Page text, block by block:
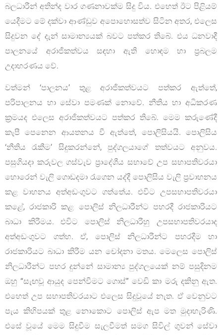
බලධාරීන් අතින්ද වාර ගණනාවක්ම සිදු විය. එහෙත් ඊට පිළියම්
යෙදීමට මේ දක්වා ආණ්ඩුව අපොහොසත්ව සිටින අතර, එලෙස
සිදුවන දේ දැන් සාමාන්‍යයක් බවට පත්කර තිබේ. එය ධනවාදී
පාලනයේ අරාජිකත්වය සඳහා ඇති හොඳම හා ප‍්‍රබලම
උදාහරණය වේ.
වත්මන් ‘පාලනය’ තුළ අරාජිකත්වයට පත්කර ඇත්තේ,
පරිපාලනය හා සේවා පමණක් නොවේ. නීතිය හා අධිකරණ
ක්‍රමයද එලෙස අරාජිකත්වයට පත්කර තිබේ. මෙම කරුණේදී
කැපී පෙනෙන ආයතනය වී ඇත්තේ, පොලිසියයි. පොලිසිය
‘නීතිය රැකීම’ සිදුකරන්නේ, පුද්ගලයාගේ තත්වයට අනුවය.
පසුගියදා කරුවල ගස්වැව ප‍්‍රාදේශීය සභාවේ උප සභාපතිවරයා
හොරෙන් වැලි ගොඩදමා රැගෙන යද්දී පොලිසිය වැලි ප‍්‍රවාහනය
කළ වාහනය අත්අඩංගුවට ගත්තේය. එවිට උපසභාපතිවරයා
කළේ, රාජකාරි කළ පොලිස් නිලධාරීන්ට පහරදී රාජකාරියට
බාධා කිරීමය. එවිට පොලිස් නිලධාරීහු උපසභාපතිවරයාද
අත්අඩංගුවට ගත්හ. ඒ, පොලිස් නිලධාරීන්ට පහරදීම හා
රාජකාරියට බාධා කිරීම යන චෝදනා මතය. මෙලෙස පොලිස්
නිලධාරීන්ට පහර දුන්නේ සාමාන්‍ය පුද්ගලයෙක් නම් පසුදිනම
ඔහු “සැඟවූ ආයුද පෙන්වීමට ගොස්” වෙඩි කා මරු දකිනු ඇත.
එහෙත් උප සභාපතිවරයාට එලෙස සිදුවූයේ නැත. ඒ වෙනුවට
පැය කිහිපයක් තුළ නොකොට පොලිස් ඇප මත මුදාහැරිණි.
එසේ වූයේ මෙම සිදුවීම සැලවීමත් සමග සිවිල් ගුවන් සේවා